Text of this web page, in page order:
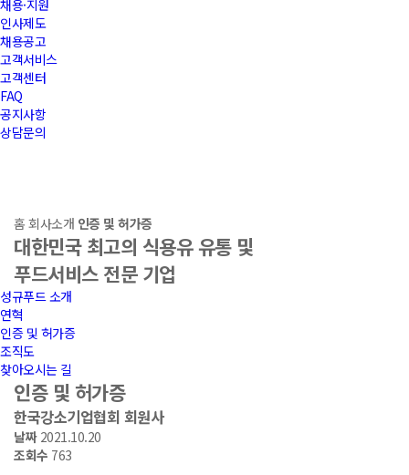
채용·지원
인사제도
채용공고
고객서비스
고객센터
FAQ
공지사항
상담문의
홈 회사소개 인증 및 허가증
대한민국 최고의 식용유 유통 및
푸드서비스 전문 기업
성규푸드 소개
연혁
인증 및 허가증
조직도
찾아오시는 길
인증 및 허가증
한국강소기업협회 회원사
날짜2021.10.20
조회수 763